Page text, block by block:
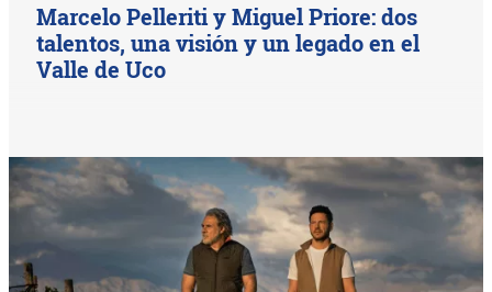
Marcelo Pelleriti y Miguel Priore: dos
talentos, una visión y un legado en el
Valle de Uco